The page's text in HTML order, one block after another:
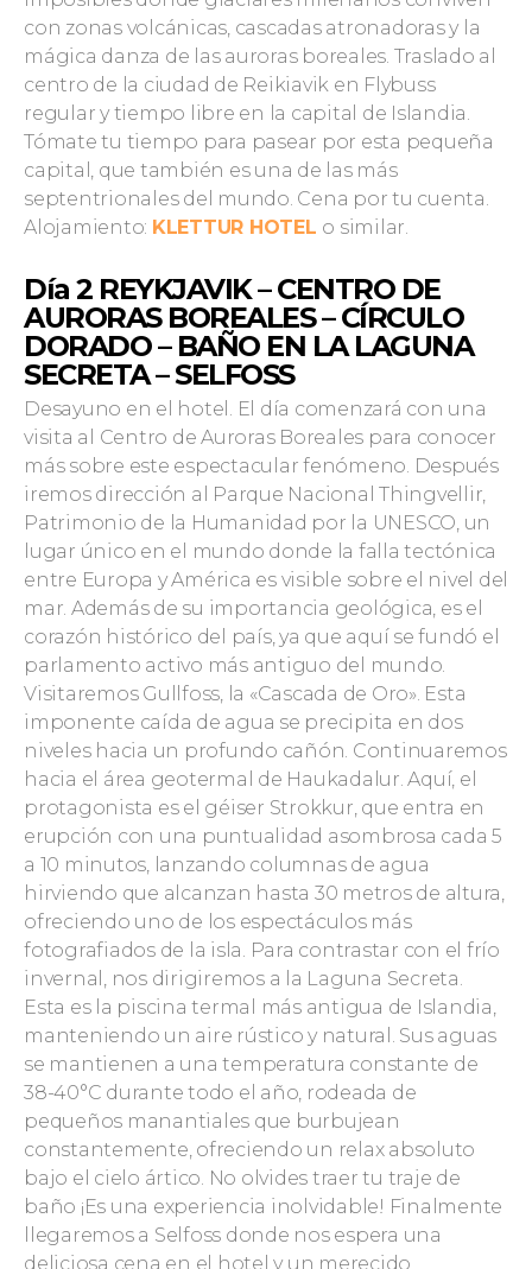
con zonas volcánicas, cascadas atronadoras y la
mágica danza de las auroras boreales. Traslado al
centro de la ciudad de Reikiavik en Flybuss
regular y tiempo libre en la capital de Islandia.
Tómate tu tiempo para pasear por esta pequeña
capital, que también es una de las más
septentrionales del mundo. Cena por tu cuenta.
Alojamiento: KLETTUR HOTEL o similar.
Día 2 REYKJAVIK – CENTRO DE
AURORAS BOREALES – CÍRCULO
DORADO – BAÑO EN LA LAGUNA
SECRETA – SELFOSS
Desayuno en el hotel. El día comenzará con una
visita al Centro de Auroras Boreales para conocer
más sobre este espectacular fenómeno. Después
iremos dirección al Parque Nacional Thingvellir,
Patrimonio de la Humanidad por la UNESCO, un
lugar único en el mundo donde la falla tectónica
entre Europa y América es visible sobre el nivel del
mar. Además de su importancia geológica, es el
corazón histórico del país, ya que aquí se fundó el
parlamento activo más antiguo del mundo.
Visitaremos Gullfoss, la «Cascada de Oro». Esta
imponente caída de agua se precipita en dos
niveles hacia un profundo cañón. Continuaremos
hacia el área geotermal de Haukadalur. Aquí, el
protagonista es el géiser Strokkur, que entra en
erupción con una puntualidad asombrosa cada 5
a 10 minutos, lanzando columnas de agua
hirviendo que alcanzan hasta 30 metros de altura,
ofreciendo uno de los espectáculos más
fotografiados de la isla. Para contrastar con el frío
invernal, nos dirigiremos a la Laguna Secreta.
Esta es la piscina termal más antigua de Islandia,
manteniendo un aire rústico y natural. Sus aguas
se mantienen a una temperatura constante de
38-40°C durante todo el año, rodeada de
pequeños manantiales que burbujean
constantemente, ofreciendo un relax absoluto
bajo el cielo ártico. No olvides traer tu traje de
baño ¡Es una experiencia inolvidable! Finalmente
llegaremos a Selfoss donde nos espera una
deliciosa cena en el hotel y un merecido